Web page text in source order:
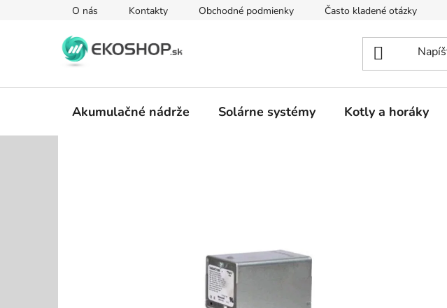
O nás Kontakty Obchodné podmienky Často kladené otázky
Akumulačné nádrže Solárne systémy Kotly a horáky